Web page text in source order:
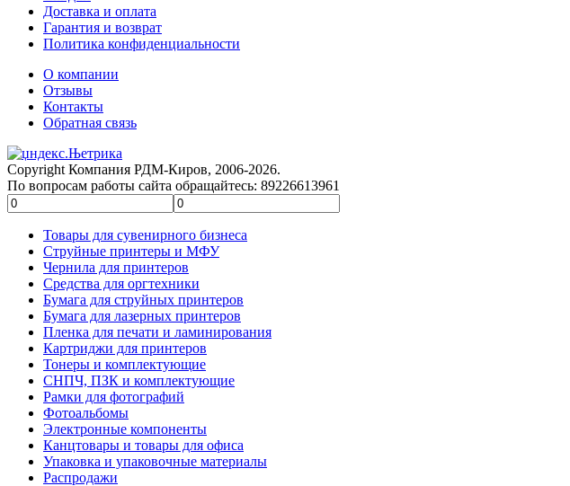
Доставка и оплата
Гарантия и возврат
Политика конфиденциальности
О компании
Отзывы
Контакты
Обратная связь
Copyright Компания РДМ-Киров, 2006-2026.
По вопросам работы сайта обращайтесь: 89226613961
Товары для сувенирного бизнеса
Струйные принтеры и МФУ
Чернила для принтеров
Средства для оргтехники
Бумага для струйных принтеров
Бумага для лазерных принтеров
Пленка для печати и ламинирования
Картриджи для принтеров
Тонеры и комплектующие
СНПЧ, ПЗК и комплектующие
Рамки для фотографий
Фотоальбомы
Электронные компоненты
Канцтовары и товары для офиса
Упаковка и упаковочные материалы
Распродажи